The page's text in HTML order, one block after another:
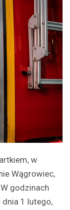
w
Wągrowiec,
godzinach
dnia 1 lutego,